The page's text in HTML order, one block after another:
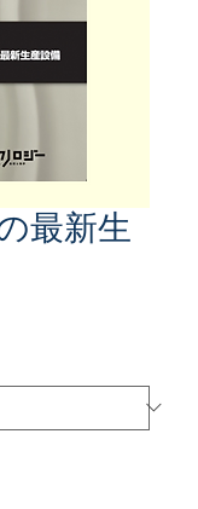
最新生